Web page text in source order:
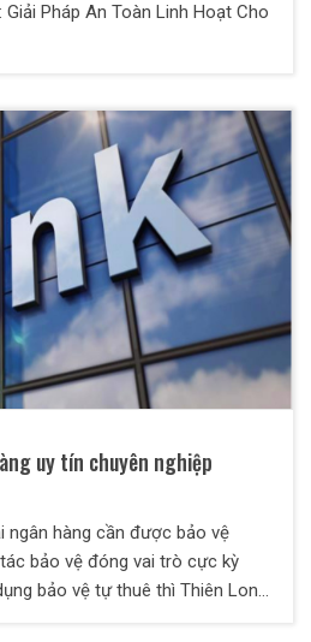
Pháp An Toàn Linh Hoạt Cho
uy tín chuyên nghiệp
ngân hàng cần được bảo vệ
bảo vệ đóng vai trò cực kỳ
bảo vệ tự thuê thì Thiên Long